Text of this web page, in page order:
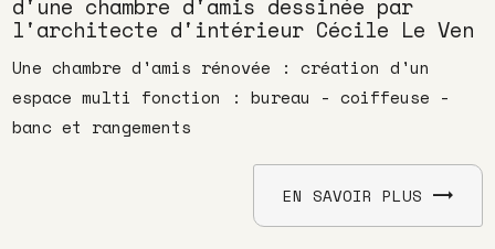
d'une chambre d'amis dessinée par
l'architecte d'intérieur Cécile Le Ven
Une chambre d'amis rénovée : création d'un
espace multi fonction : bureau - coiffeuse -
banc et rangements
EN SAVOIR PLUS